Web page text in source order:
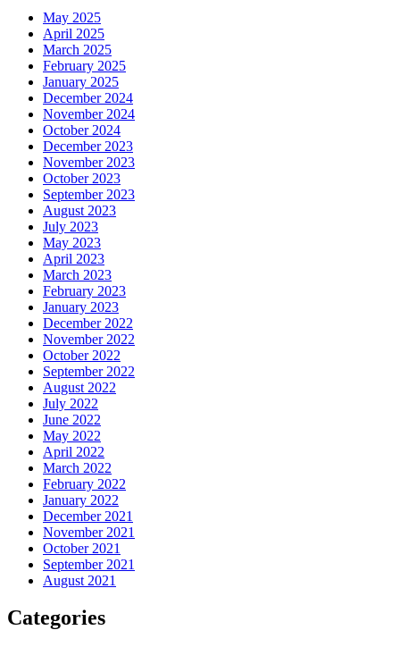
May 2025
April 2025
March 2025
February 2025
January 2025
December 2024
November 2024
October 2024
December 2023
November 2023
October 2023
September 2023
August 2023
July 2023
May 2023
April 2023
March 2023
February 2023
January 2023
December 2022
November 2022
October 2022
September 2022
August 2022
July 2022
June 2022
May 2022
April 2022
March 2022
February 2022
January 2022
December 2021
November 2021
October 2021
September 2021
August 2021
Categories